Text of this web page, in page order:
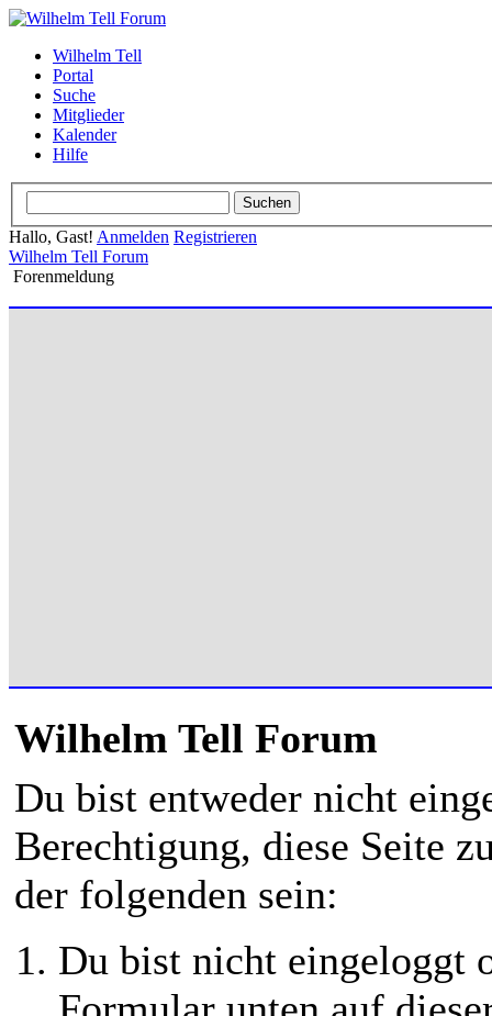
Wilhelm Tell
Portal
Suche
Mitglieder
Kalender
Hilfe
Hallo, Gast! Anmelden Registrieren
Wilhelm Tell Forum
Forenmeldung
Wilhelm Tell Forum
Du bist entweder nicht
Berechtigung, diese Seite
der folgenden sein:
Du bist nicht eingeloggt